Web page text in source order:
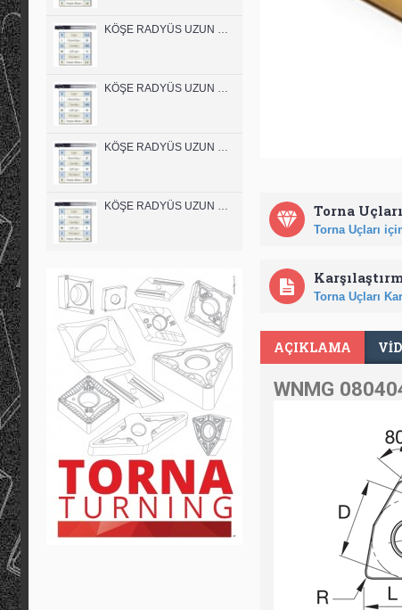
Torna
Torna Uçları
Torna Uçları
AÇIKLAMA
WNMG